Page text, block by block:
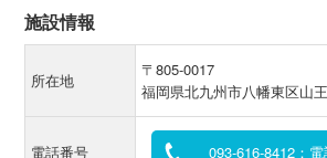
施設情報
所在地
〒805-0017
福岡県北九州市八幡東区山
電話番号 093-616-8412：